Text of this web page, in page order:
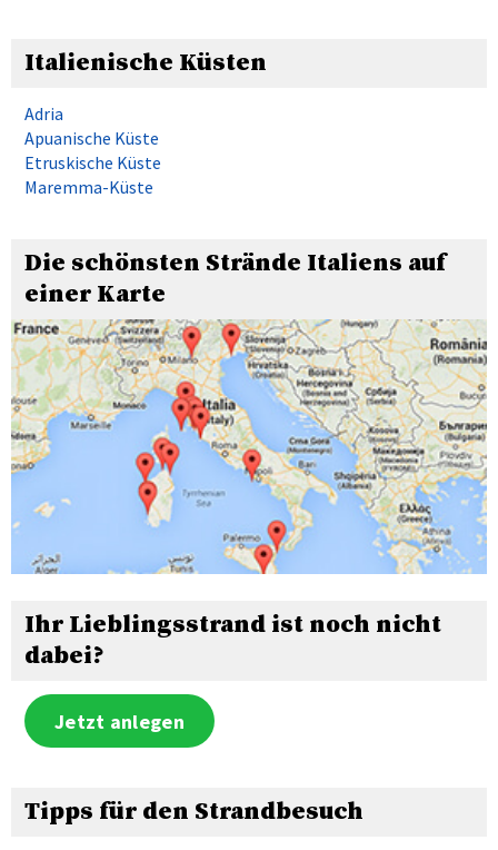
Italienische Küsten
Adria
Apuanische Küste
Etruskische Küste
Maremma-Küste
Die schönsten Strände Italiens auf
einer Karte
Ihr Lieblingsstrand ist noch nicht
dabei?
Jetzt anlegen
Tipps für den Strandbesuch